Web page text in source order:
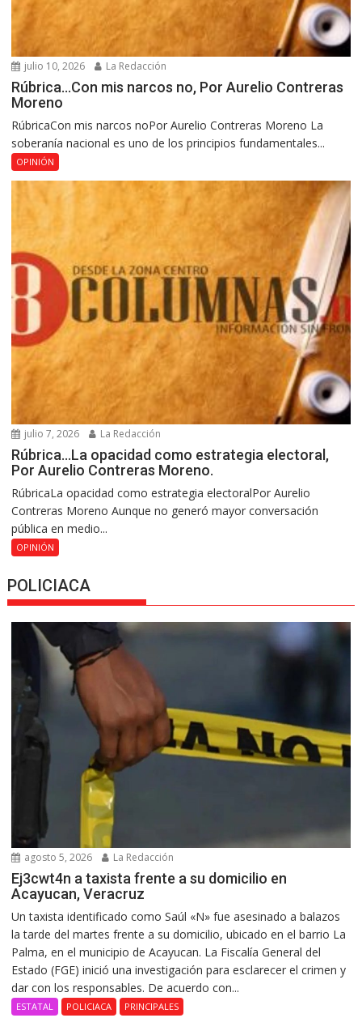
julio 10, 2026 La Redacción
Rúbrica…Con mis narcos no, Por Aurelio Contreras
Moreno
RúbricaCon mis narcos noPor Aurelio Contreras Moreno La
soberanía nacional es uno de los principios fundamentales...
OPINIÓN
julio 7, 2026 La Redacción
Rúbrica…La opacidad como estrategia electoral,
Por Aurelio Contreras Moreno.
RúbricaLa opacidad como estrategia electoralPor Aurelio
Contreras Moreno Aunque no generó mayor conversación
pública en medio...
OPINIÓN
POLICIACA
agosto 5, 2026 La Redacción
Ej3cwt4n a taxista frente a su domicilio en
Acayucan, Veracruz
Un taxista identificado como Saúl «N» fue asesinado a balazos
la tarde del martes frente a su domicilio, ubicado en el barrio La
Palma, en el municipio de Acayucan. La Fiscalía General del
Estado (FGE) inició una investigación para esclarecer el crimen y
dar con los responsables. De acuerdo con...
ESTATAL POLICIACA PRINCIPALES